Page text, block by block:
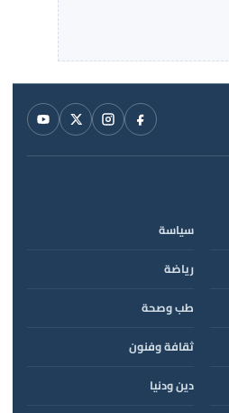
سياسة
رياضة
طب وصحة
ثقافة وفنون
دين ودنيا